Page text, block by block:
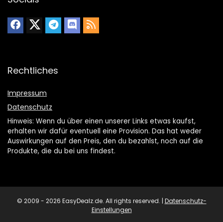
Rechtliches
Impressum
Datenschutz
Hinweis: Wenn du über einen unserer Links etwas kaufst,
erhalten wir dafür eventuell eine Provision. Das hat weder
Auswirkungen auf den Preis, den du bezahlst, noch auf die
Produkte, die du bei uns findest.
© 2009 - 2026 EasyDealz.de. All rights reserved. | Datenschutz-
Einstellungen